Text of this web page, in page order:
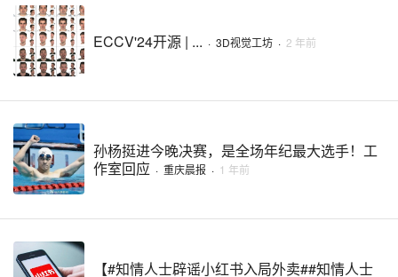
ECCV'24开源 | ... · 3D视觉工坊 · 2 年前
孙杨挺进今晚决赛，是全场年纪最大选手！工
作室回应 · 重庆晨报 · 1 年前
【#知情人士辟谣小红书入局外卖##知情人士